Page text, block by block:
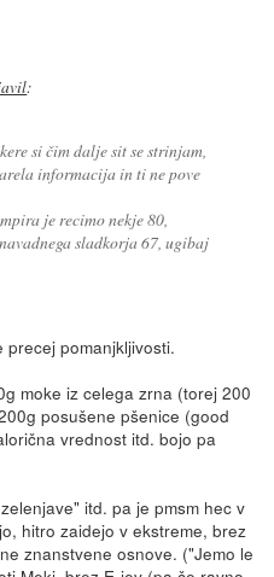
:
si čim dalje sit se strinjam,
informacija in ti ne pove
je recimo nekje 80,
sladkorja 67, ugibaj
pomanjkljivosti.
moke iz celega zrna (torej 200
posušene pšenice (good
vrednost itd. bojo pa
itd. pa je pmsm hec v
hitro zaidejo v ekstreme, brez
znanstvene osnove. ("Jemo le